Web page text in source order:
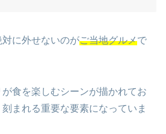
に外せないのがご当地グルメで
が食を楽しむシーンが描かれてお
まれる重要な要素になっていま